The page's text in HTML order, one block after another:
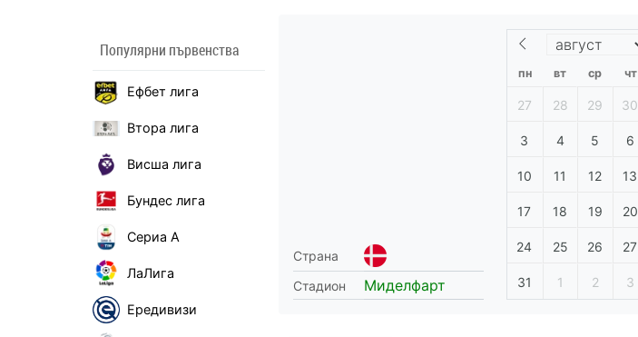
Популярни първенства
Ефбет лига
Втора лига
Висша лига
Бундес лига
Сериа А
ЛаЛига
Ередивизи
Страна
Стадион
Миделфарт
пн вт ср чт
27 28 29 30
3 4 5 6
10 11 12 13
17 18 19 20
24 25 26 27
31 1 2 3